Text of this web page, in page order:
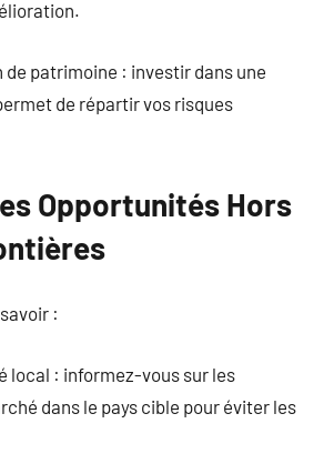
patrimoine : investir dans une
de répartir vos risques
Opportunités Hors
:
local : informez-vous sur les
dans le pays cible pour éviter les